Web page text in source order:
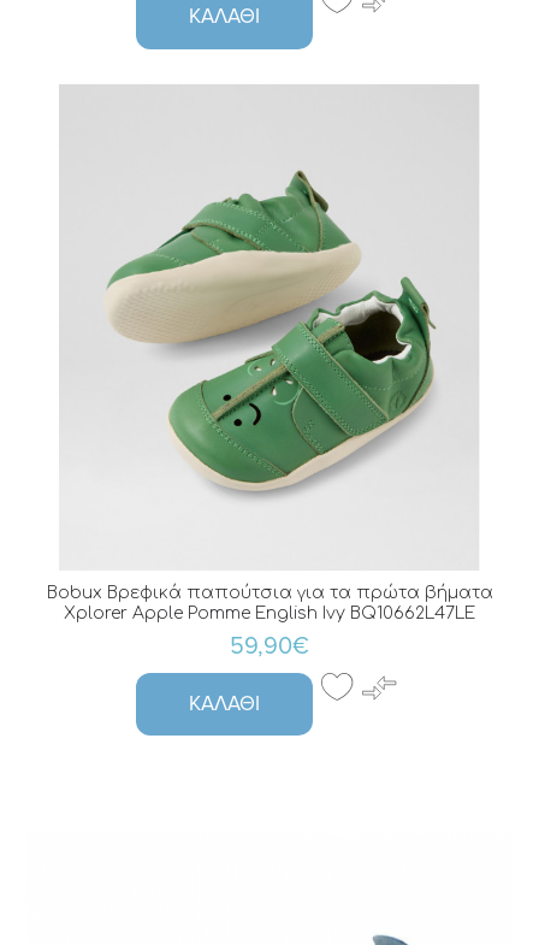
ΚΑΛΆΘΙ
Bobux Βρεφικά παπούτσια για τα πρώτα βήματα
Xplorer Apple Pomme English Ivy BQ10662L47LE
59,90€
ΚΑΛΆΘΙ